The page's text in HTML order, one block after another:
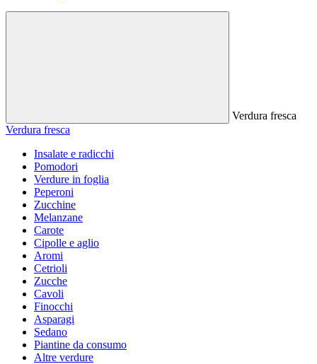
Verdura fresca
Verdura fresca
Insalate e radicchi
Pomodori
Verdure in foglia
Peperoni
Zucchine
Melanzane
Carote
Cipolle e aglio
Aromi
Cetrioli
Zucche
Cavoli
Finocchi
Asparagi
Sedano
Piantine da consumo
Altre verdure